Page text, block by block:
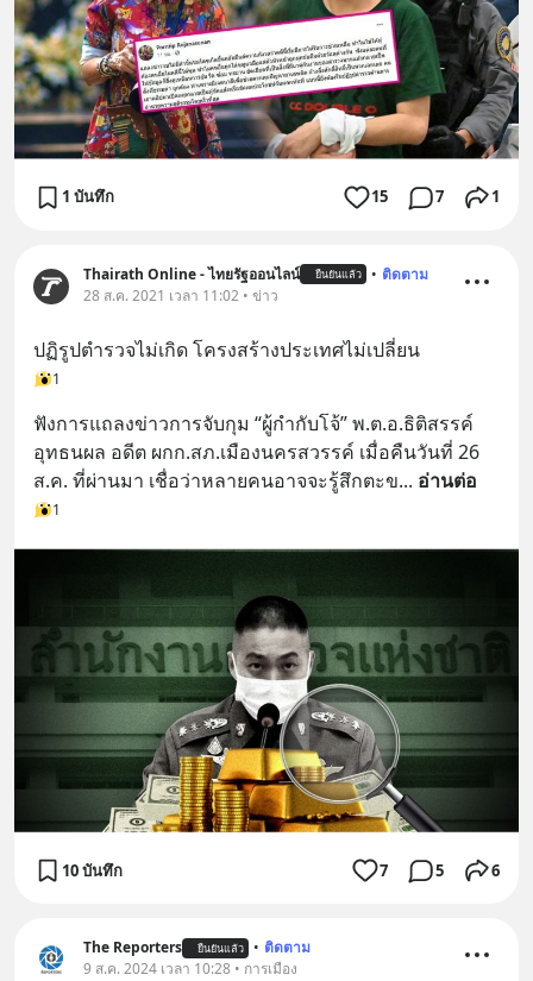
1 บันทึก 15 7 1
Thairath Online - ไทยรัฐออนไลน์ ยืนยันแล้ว • ติดตาม
28 ส.ค. 2021 เวลา 11:02 • ข่าว
ปฏิรูปตำรวจไม่เกิด โครงสร้างประเทศไม่เปลี่ยน
1
ฟังการแถลงข่าวการจับกุม “ผู้กำกับโจ้” พ.ต.อ.ธิติสรรค์
อุทธนผล อดีต ผกก.สภ.เมืองนครสวรรค์ เมื่อคืนวันที่ 26
ส.ค. ที่ผ่านมา เชื่อว่าหลายคนอาจจะรู้สึกตะข... อ่านต่อ
1
10 บันทึก 7 5 6
The Reporters ยืนยันแล้ว • ติดตาม
9 ส.ค. 2024 เวลา 10:28 • การเมือง